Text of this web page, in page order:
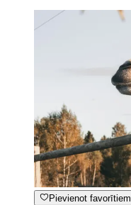
Pievienot favorītiem